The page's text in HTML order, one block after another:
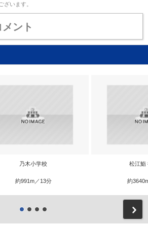
ざいます。
ント
乃木小学校
約991m／13分
松江鮨
約